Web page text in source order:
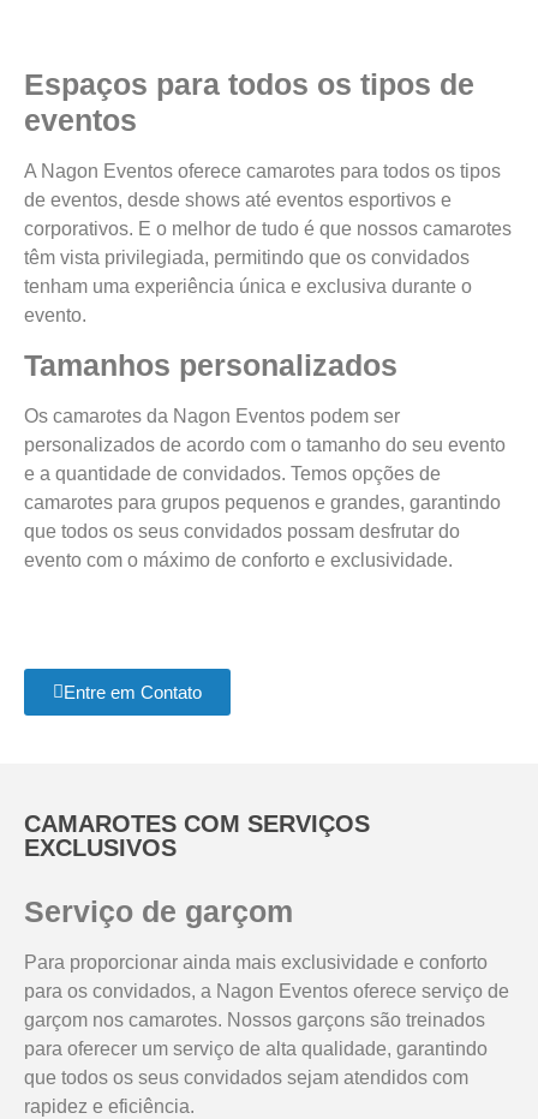
Espaços para todos os tipos de
eventos
A Nagon Eventos oferece camarotes para todos os tipos
de eventos, desde shows até eventos esportivos e
corporativos. E o melhor de tudo é que nossos camarotes
têm vista privilegiada, permitindo que os convidados
tenham uma experiência única e exclusiva durante o
evento.
Tamanhos personalizados
Os camarotes da Nagon Eventos podem ser
personalizados de acordo com o tamanho do seu evento
e a quantidade de convidados. Temos opções de
camarotes para grupos pequenos e grandes, garantindo
que todos os seus convidados possam desfrutar do
evento com o máximo de conforto e exclusividade.
Entre em Contato
CAMAROTES COM SERVIÇOS
EXCLUSIVOS
Serviço de garçom
Para proporcionar ainda mais exclusividade e conforto
para os convidados, a Nagon Eventos oferece serviço de
garçom nos camarotes. Nossos garçons são treinados
para oferecer um serviço de alta qualidade, garantindo
que todos os seus convidados sejam atendidos com
rapidez e eficiência.